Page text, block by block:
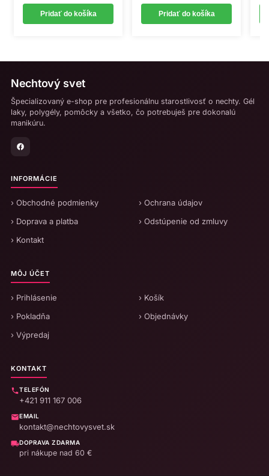
Pridať do košíka Pridať do košíka
Nechtový svet
Špecializovaný e-shop pre profesionálnu starostlivosť o nechty. Gél
laky, polygély, pomôcky a všetko, čo potrebuješ pre dokonalú
manikúru.
INFORMÁCIE
› Obchodné podmienky
› Ochrana údajov
› Doprava a platba
› Odstúpenie od zmluvy
› Kontakt
MÔJ ÚČET
› Prihlásenie
› Košík
› Pokladňa
› Objednávky
› Výpredaj
KONTAKT
TELEFÓN
+421 911 167 006
EMAIL
kontakt@nechtovysvet.sk
DOPRAVA ZDARMA
pri nákupe nad 60 €